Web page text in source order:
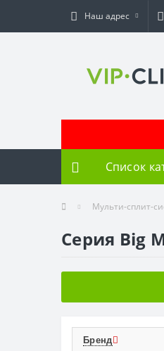
Наш адрес
Список
Мульти-сплит-
Серия Big
Бренд